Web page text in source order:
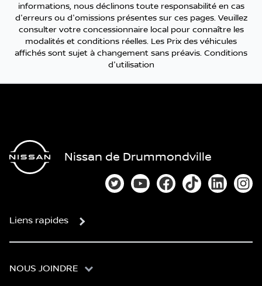
informations, nous déclinons toute responsabilité en cas
d'erreurs ou d'omissions présentes sur ces pages. Veuillez
consulter votre concessionnaire local pour connaître les
modalités et conditions réelles. Les Prix des véhicules
affichés sont sujet à changement sans préavis. Conditions
d'utilisation
Nissan de Drummondville
Lien vers notre compte Twitter
Lien vers notre chaîne
Lien vers notre page
Lien vers notre
Lien vers
Liens rapides
NOUS JOINDRE